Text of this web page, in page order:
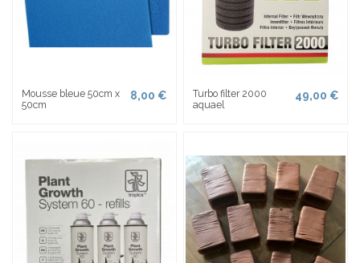
Mousse bleue 50cm x
50cm
8,00 €
Turbo filter 2000
aquael
49,00 €